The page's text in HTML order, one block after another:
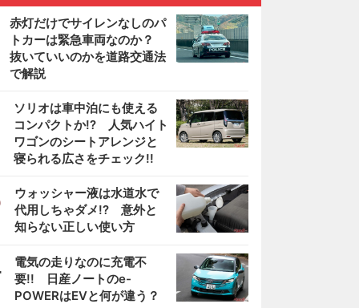
赤灯だけでサイレンなしのパ
トカーは緊急車両なのか？
抜いていいのかを道路交通法
で解説
ソリオは車中泊にも使える
コンパクトか!? 人気ハイト
ワゴンのシートアレンジと
寝られる広さをチェック!!
ウォッシャー液は水道水で
代用しちゃダメ!? 意外と
知らない正しい使い方
電気の走りなのに充電不
要!! 日産ノートのe-
POWERはEVと何が違う？